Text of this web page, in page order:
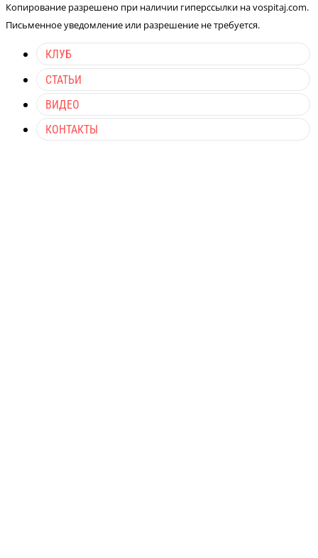
Копирование разрешено при наличии гиперссылки на vospitaj.com.
Письменное уведомление или разрешение не требуется.
КЛУБ
СТАТЬИ
ВИДЕО
КОНТАКТЫ